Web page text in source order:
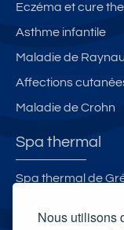
Nous utilisons
Eczéma et cure
Asthme infantile
Maladie de
Affections
Maladie de Crohn
Spa thermal
Spa thermal de